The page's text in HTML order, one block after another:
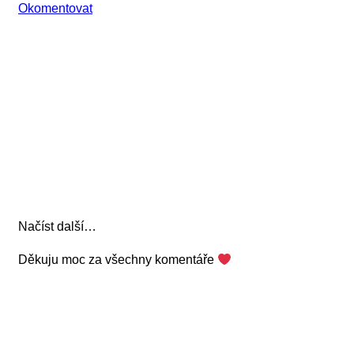
Okomentovat
Načíst další…
Děkuju moc za všechny komentáře